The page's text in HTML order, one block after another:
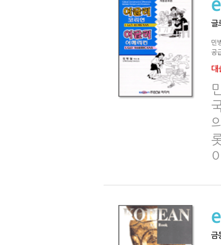
글
민
공
대
금